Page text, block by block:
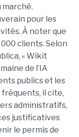
marché.
pour les
À noter que
clients. Selon
« Wikit
de l’IA
publics et les
fréquents, il cite,
administratifs,
justificatives
le permis de